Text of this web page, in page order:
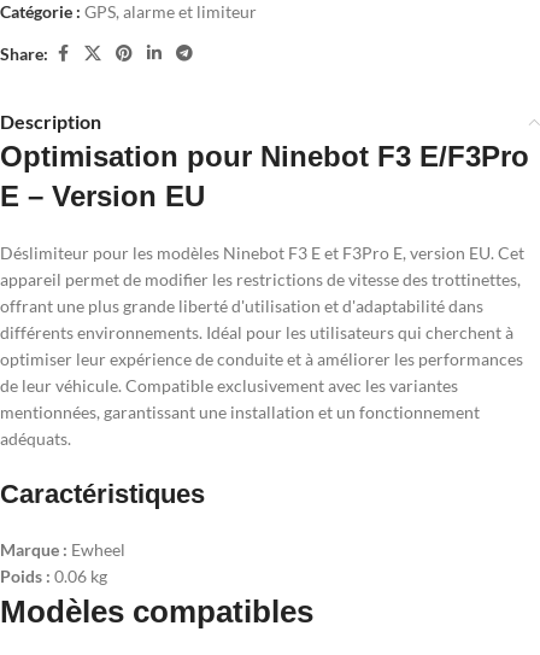
Catégorie : GPS, alarme et limiteur
Share:
Description
Optimisation pour Ninebot F3 E/F3Pro
E – Version EU
Déslimiteur pour les modèles Ninebot F3 E et F3Pro E, version EU. Cet
appareil permet de modifier les restrictions de vitesse des trottinettes,
offrant une plus grande liberté d'utilisation et d'adaptabilité dans
différents environnements. Idéal pour les utilisateurs qui cherchent à
optimiser leur expérience de conduite et à améliorer les performances
de leur véhicule. Compatible exclusivement avec les variantes
mentionnées, garantissant une installation et un fonctionnement
adéquats.
Caractéristiques
Marque : Ewheel
Poids : 0.06 kg
Modèles compatibles